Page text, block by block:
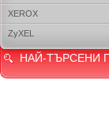
XEROX
ZyXEL
НАЙ-ТЪРСЕНИ